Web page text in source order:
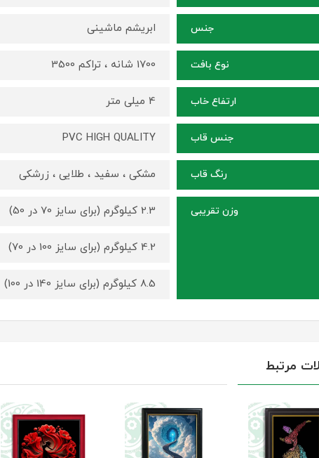
جنس ابریشم ماشینی
نوع بافت 1700 شانه ، تراکم 3500
ارتفاع خاب 4 میلی متر
جنس قاب PVC HIGH QUALITY
رنگ قاب مشکی ، سفید ، طلایی ، زرشکی
وزن تقریبی 2.3 کیلوگرم (برای سایز 70 در 50)
4.2 کیلوگرم (برای سایز 100 در 70)
8.5 کیلوگرم (برای سایز 140 در 100)
مرتبط